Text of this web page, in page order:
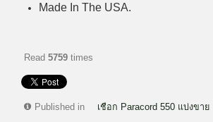
Made In The USA.
Read 5759 times
Published in เชือก Paracord 550 แบ่งขาย